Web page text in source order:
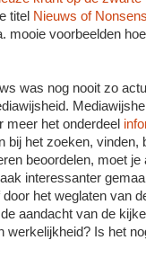
titel Nieuws of Nonsens
mooie voorbeelden
was nog nooit zo
meer het onderdeel
bij het zoeken, vinden,
beoordelen, moet
interessanter
het weglaten van
aandacht van de
werkelijkheid? Is het